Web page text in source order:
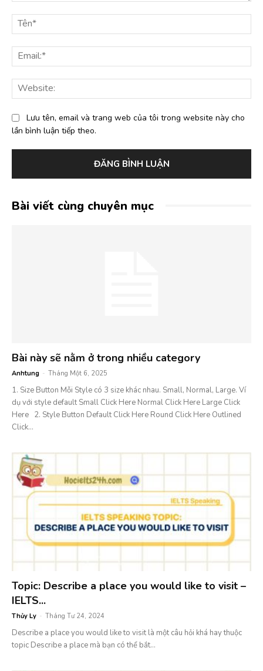
luận:
Lưu tên, email và trang web của tôi trong website này cho
lần bình luận tiếp theo.
Bài viết cùng chuyên mục
Bài này sẽ nằm ở trong nhiều category
Anhtung - Tháng Một 6, 2025
1. Size Button Mỗi Style có 3 size khác nhau. Small, Normal, Large. Ví
dụ với style default Small Click Here Normal Click Here Large Click
Here 2. Style Button Default Click Here Round Click Here Outlined
Click...
Topic: Describe a place you would like to visit –
IELTS...
Thủy Ly - Tháng Tư 24, 2024
Describe a place you would like to visit là một câu hỏi khá hay thuộc
topic Describe a place mà bạn có thể bắt...